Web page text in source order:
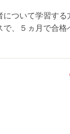
ついて学習す
、５ヵ月で合格